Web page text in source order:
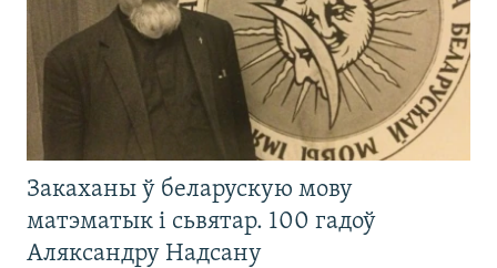
Закаханы ў беларускую мову
матэматык і сьвятар. 100 гадоў
Аляксандру Надсану